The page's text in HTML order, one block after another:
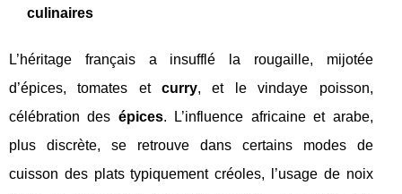
culinaires
L’héritage français a insufflé la rougaille, mijotée
d’épices, tomates etcurry, et le vindaye poisson,
célébration des épices. L’influence africaine et arabe,
plus discrète, se retrouve dans certains modes de
cuisson des plats typiquement créoles, l’usage de noix